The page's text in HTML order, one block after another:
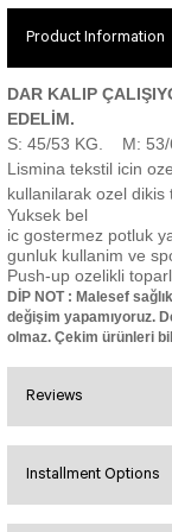
Simple Color
Ve Waist Leggings
Pocket Leggings
Leather Look Leggings
Tülle Detailed Leggings
Scrunch Butt Leggings
Decollete Leggings
Model Leggings
Front Side Thread
SEAMLESS
Seamless Leggings
Zipper Leggings
Short Leggings
SEUL JUMPSUIT
Cross Stribed Jumpsuit
Double Cross Jumsuit
MAYORKA JUMPSUIT
Single Cross Jumpsuit
1 SCRUCH BUTT
2 SPANISH Scrunch
Sunset Jumpsuit
Oslo Jumpsuit
LUNA BACKLESS
3 Sleeve SCRUNCH
4 Spanish Scrunch Butt
Spor Bra with Circular
Thick Spor Bra
4 String Bra
Decollete Design Bra
Seamless Spor Bra
Tulle Detailed Spor Bra
Spor Bra 2
SCULPT LINE SPOR
TshirtXXXXXXXX
BOLERO
ALL TSHIRT
V-KNECK TSHIRT
Product Information
DAR KALIP
EDELİM.
S: 45/53 KG. M:
Lismina tekstil icin
kullanilarak ozel dikis
Yuksek bel
ic gostermez potluk
gunluk kullanim ve
Push-up ozelikli
DİP NOT : Malesef
değişim yapamıyoruz.
olmaz. Çekim ürünleri
Reviews
Installment Options